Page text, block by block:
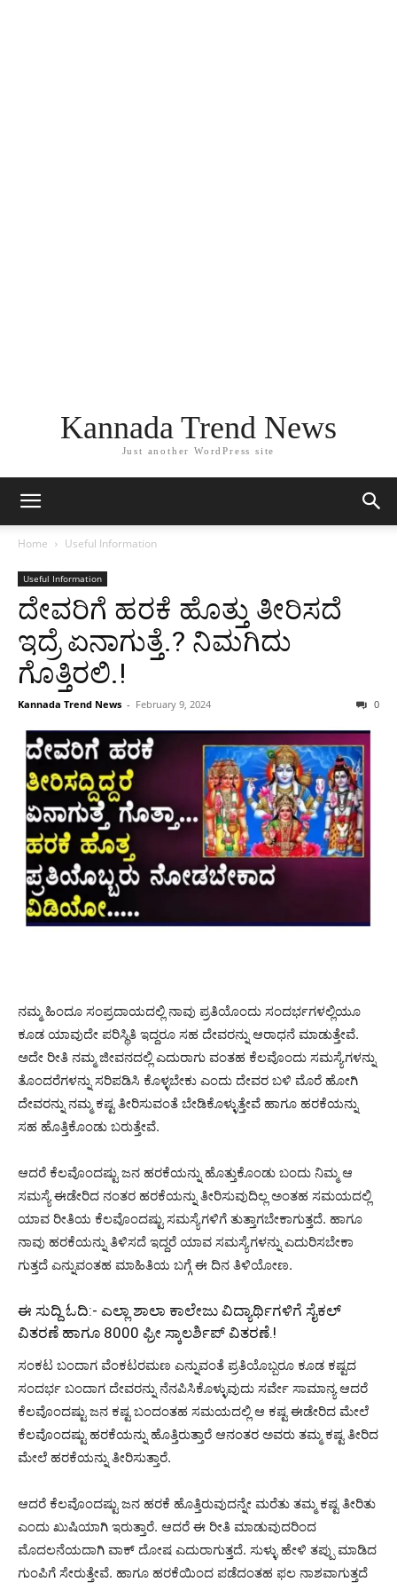
Kannada Trend News
Just another WordPress site
Home Useful Information
Useful Information
ದೇವರಿಗೆ ಹರಕೆ ಹೊತ್ತು ತೀರಿಸದೆ
ಇದ್ರೆ ಏನಾಗುತ್ತೆ.? ನಿಮಗಿದು
ಗೊತ್ತಿರಲಿ.!
Kannada Trend News - February 9, 2024 0
ನಮ್ಮ ಹಿಂದೂ ಸಂಪ್ರದಾಯದಲ್ಲಿ ನಾವು ಪ್ರತಿಯೊಂದು ಸಂದರ್ಭಗಳಲ್ಲಿಯೂ
ಕೂಡ ಯಾವುದೇ ಪರಿಸ್ಥಿತಿ ಇದ್ದರೂ ಸಹ ದೇವರನ್ನು ಆರಾಧನೆ ಮಾಡುತ್ತೇವೆ.
ಅದೇ ರೀತಿ ನಮ್ಮ ಜೀವನದಲ್ಲಿ ಎದುರಾಗು ವಂತಹ ಕೆಲವೊಂದು ಸಮಸ್ಯೆಗಳನ್ನು
ತೊಂದರೆಗಳನ್ನು ಸರಿಪಡಿಸಿ ಕೊಳ್ಳಬೇಕು ಎಂದು ದೇವರ ಬಳಿ ಮೊರೆ ಹೋಗಿ
ದೇವರನ್ನು ನಮ್ಮ ಕಷ್ಟ ತೀರಿಸುವಂತೆ ಬೇಡಿಕೊಳ್ಳುತ್ತೇವೆ ಹಾಗೂ ಹರಕೆಯನ್ನು
ಸಹ ಹೊತ್ತಿಕೊಂಡು ಬರುತ್ತೇವೆ.
ಆದರೆ ಕೆಲವೊಂದಷ್ಟು ಜನ ಹರಕೆಯನ್ನು ಹೊತ್ತುಕೊಂಡು ಬಂದು ನಿಮ್ಮ ಆ
ಸಮಸ್ಯೆ ಈಡೇರಿದ ನಂತರ ಹರಕೆಯನ್ನು ತೀರಿಸುವುದಿಲ್ಲ ಅಂತಹ ಸಮಯದಲ್ಲಿ
ಯಾವ ರೀತಿಯ ಕೆಲವೊಂದಷ್ಟು ಸಮಸ್ಯೆಗಳಿಗೆ ತುತ್ತಾಗಬೇಕಾಗುತ್ತದೆ. ಹಾಗೂ
ನಾವು ಹರಕೆಯನ್ನು ತಿಳಿಸದೆ ಇದ್ದರೆ ಯಾವ ಸಮಸ್ಯೆಗಳನ್ನು ಎದುರಿಸಬೇಕಾ
ಗುತ್ತದೆ ಎನ್ನುವಂತಹ ಮಾಹಿತಿಯ ಬಗ್ಗೆ ಈ ದಿನ ತಿಳಿಯೋಣ.
ಈ ಸುದ್ದಿ ಓದಿ:- ಎಲ್ಲಾ ಶಾಲಾ ಕಾಲೇಜು ವಿದ್ಯಾರ್ಥಿಗಳಿಗೆ ಸೈಕಲ್
ವಿತರಣೆ ಹಾಗೂ 8000 ಫ್ರೀ ಸ್ಕಾಲರ್ಶಿಪ್ ವಿತರಣೆ.!
ಸಂಕಟ ಬಂದಾಗ ವೆಂಕಟರಮಣ ಎನ್ನುವಂತೆ ಪ್ರತಿಯೊಬ್ಬರೂ ಕೂಡ ಕಷ್ಟದ
ಸಂದರ್ಭ ಬಂದಾಗ ದೇವರನ್ನು ನೆನಪಿಸಿಕೊಳ್ಳುವುದು ಸರ್ವೇ ಸಾಮಾನ್ಯ ಆದರೆ
ಕೆಲವೊಂದಷ್ಟು ಜನ ಕಷ್ಟ ಬಂದಂತಹ ಸಮಯದಲ್ಲಿ ಆ ಕಷ್ಟ ಈಡೇರಿದ ಮೇಲೆ
ಕೆಲವೊಂದಷ್ಟು ಹರಕೆಯನ್ನು ಹೊತ್ತಿರುತ್ತಾರೆ ಆನಂತರ ಅವರು ತಮ್ಮ ಕಷ್ಟ ತೀರಿದ
ಮೇಲೆ ಹರಕೆಯನ್ನು ತೀರಿಸುತ್ತಾರೆ.
ಆದರೆ ಕೆಲವೊಂದಷ್ಟು ಜನ ಹರಕೆ ಹೊತ್ತಿರುವುದನ್ನೇ ಮರೆತು ತಮ್ಮ ಕಷ್ಟ ತೀರಿತು
ಎಂದು ಖುಷಿಯಾಗಿ ಇರುತ್ತಾರೆ. ಆದರೆ ಈ ರೀತಿ ಮಾಡುವುದರಿಂದ
ಮೊದಲನೆಯದಾಗಿ ವಾಕ್ ದೋಷ ಎದುರಾಗುತ್ತದೆ. ಸುಳ್ಳು ಹೇಳಿ ತಪ್ಪು ಮಾಡಿದ
ಗುಂಪಿಗೆ ಸೇರುತ್ತೇವೆ. ಹಾಗೂ ಹರಕೆಯಿಂದ ಪಡೆದಂತಹ ಫಲ ನಾಶವಾಗುತ್ತದೆ